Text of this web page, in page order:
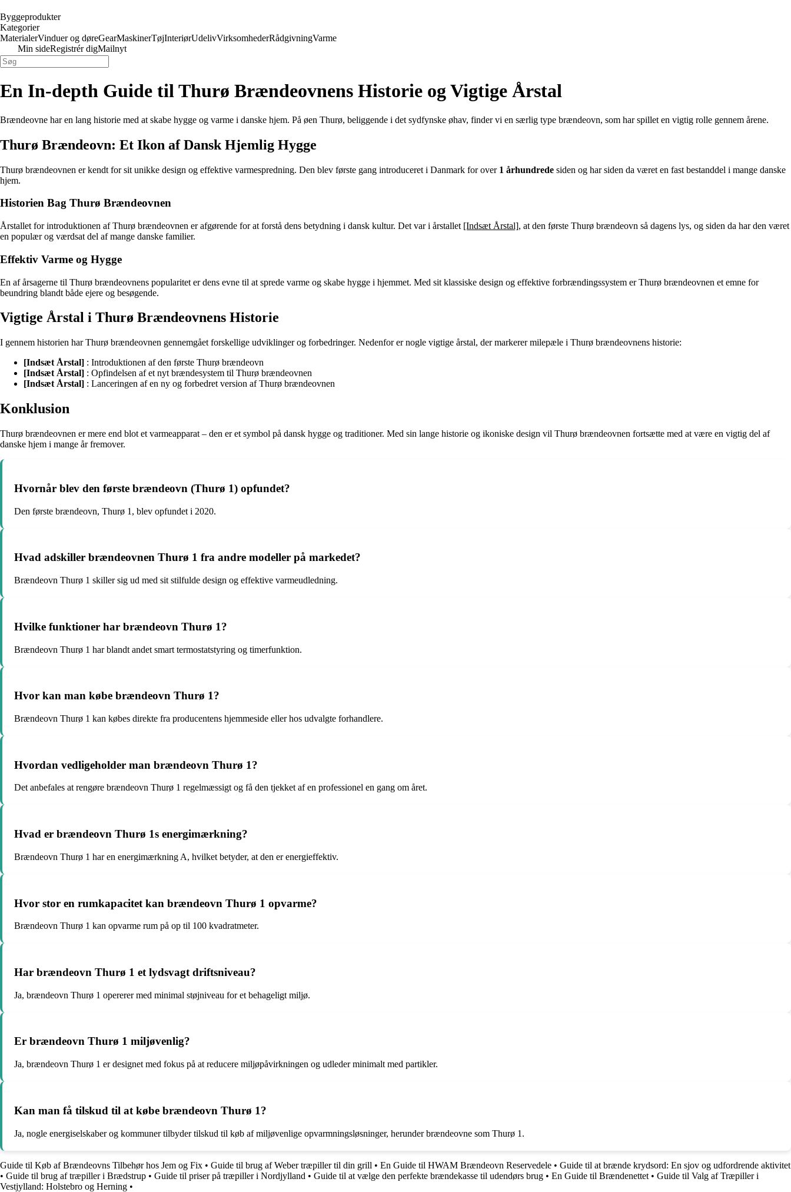
Byggeprodukter
Kategorier
MaterialerVinduer og døreGearMaskinerTøjInteriørUdelivVirksomhederRådgivningVarme
Min sideRegistrér digMailnyt
En In-depth Guide til Thurø Brændeovnens Historie og Vigtige Årstal
Brændeovne har en lang historie med at skabe hygge og varme i danske hjem. På øen Thurø, beliggende i det sydfynske øhav, finder vi en særlig type brændeovn, som har spillet en vigtig rolle gennem årene.
Thurø Brændeovn: Et Ikon af Dansk Hjemlig Hygge
Thurø brændeovnen er kendt for sit unikke design og effektive varmespredning. Den blev første gang introduceret i Danmark for over 1 århundrede siden og har siden da været en fast bestanddel i mange danske
hjem.
Historien Bag Thurø Brændeovnen
Årstallet for introduktionen af Thurø brændeovnen er afgørende for at forstå dens betydning i dansk kultur. Det var i årstallet [Indsæt Årstal], at den første Thurø brændeovn så dagens lys, og siden da har den været
en populær og værdsat del af mange danske familier.
Effektiv Varme og Hygge
En af årsagerne til Thurø brændeovnens popularitet er dens evne til at sprede varme og skabe hygge i hjemmet. Med sit klassiske design og effektive forbrændingssystem er Thurø brændeovnen et emne for
beundring blandt både ejere og besøgende.
Vigtige Årstal i Thurø Brændeovnens Historie
I gennem historien har Thurø brændeovnen gennemgået forskellige udviklinger og forbedringer. Nedenfor er nogle vigtige årstal, der markerer milepæle i Thurø brændeovnens historie:
[Indsæt Årstal] : Introduktionen af den første Thurø brændeovn
[Indsæt Årstal] : Opfindelsen af et nyt brændesystem til Thurø brændeovnen
[Indsæt Årstal] : Lanceringen af en ny og forbedret version af Thurø brændeovnen
Konklusion
Thurø brændeovnen er mere end blot et varmeapparat – den er et symbol på dansk hygge og traditioner. Med sin lange historie og ikoniske design vil Thurø brændeovnen fortsætte med at være en vigtig del af
danske hjem i mange år fremover.
Hvornår blev den første brændeovn (Thurø 1) opfundet?
Den første brændeovn, Thurø 1, blev opfundet i 2020.
Hvad adskiller brændeovnen Thurø 1 fra andre modeller på markedet?
Brændeovn Thurø 1 skiller sig ud med sit stilfulde design og effektive varmeudledning.
Hvilke funktioner har brændeovn Thurø 1?
Brændeovn Thurø 1 har blandt andet smart termostatstyring og timerfunktion.
Hvor kan man købe brændeovn Thurø 1?
Brændeovn Thurø 1 kan købes direkte fra producentens hjemmeside eller hos udvalgte forhandlere.
Hvordan vedligeholder man brændeovn Thurø 1?
Det anbefales at rengøre brændeovn Thurø 1 regelmæssigt og få den tjekket af en professionel en gang om året.
Hvad er brændeovn Thurø 1s energimærkning?
Brændeovn Thurø 1 har en energimærkning A, hvilket betyder, at den er energieffektiv.
Hvor stor en rumkapacitet kan brændeovn Thurø 1 opvarme?
Brændeovn Thurø 1 kan opvarme rum på op til 100 kvadratmeter.
Har brændeovn Thurø 1 et lydsvagt driftsniveau?
Ja, brændeovn Thurø 1 opererer med minimal støjniveau for et behageligt miljø.
Er brændeovn Thurø 1 miljøvenlig?
Ja, brændeovn Thurø 1 er designet med fokus på at reducere miljøpåvirkningen og udleder minimalt med partikler.
Kan man få tilskud til at købe brændeovn Thurø 1?
Ja, nogle energiselskaber og kommuner tilbyder tilskud til køb af miljøvenlige opvarmningsløsninger, herunder brændeovne som Thurø 1.
Guide til Køb af Brændeovns Tilbehør hos Jem og Fix • Guide til brug af Weber træpiller til din grill • En Guide til HWAM Brændeovn Reservedele • Guide til at brænde krydsord: En sjov og udfordrende aktivitet
• Guide til brug af træpiller i Brædstrup • Guide til priser på træpiller i Nordjylland • Guide til at vælge den perfekte brændekasse til udendørs brug • En Guide til Brændenettet • Guide til Valg af Træpiller i
Vestjylland: Holstebro og Herning •